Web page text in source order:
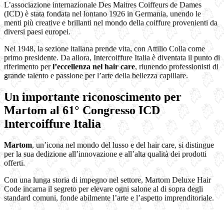
L’associazione internazionale Des Maitres Coiffeurs de Dames
(ICD) è stata fondata nel lontano 1926 in Germania, unendo le
menti più creative e brillanti nel mondo della coiffure provenienti da
diversi paesi europei.
Nel 1948, la sezione italiana prende vita, con Attilio Colla come
primo presidente. Da allora, Intercoiffure Italia è diventata il punto di
riferimento perl’eccellenza nel hair care, riunendo professionisti di
grande talento e passione per l’arte della bellezza capillare.
Un importante riconoscimento per
Martom al 61° Congresso ICD
Intercoiffure Italia
Martom, un’icona nel mondo del lusso e del hair care, si distingue
per la sua dedizione all’innovazione e all’alta qualità dei prodotti
offerti.
Con una lunga storia di impegno nel settore, Martom Deluxe Hair
Code incarna il segreto per elevare ogni salone al di sopra degli
standard comuni, fonde abilmente l’arte e l’aspetto imprenditoriale.